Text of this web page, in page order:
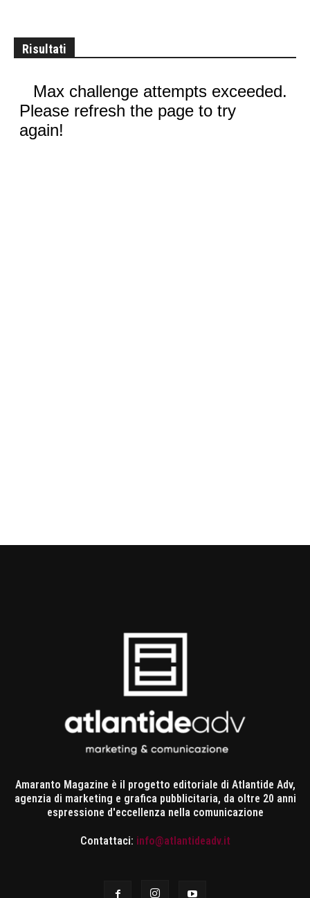
Risultati
Amaranto Magazine è il progetto editoriale di Atlantide Adv,
agenzia di marketing e grafica pubblicitaria, da oltre 20 anni
espressione d'eccellenza nella comunicazione
Contattaci: info@atlantideadv.it